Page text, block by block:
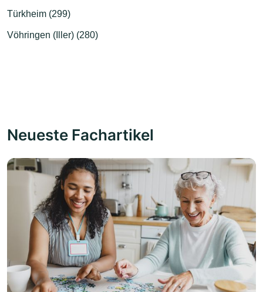
Türkheim (299)
Vöhringen (Iller) (280)
Neueste Fachartikel